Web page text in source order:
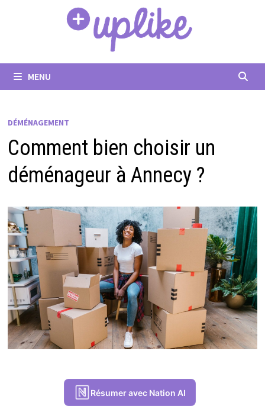
MENU
DÉMÉNAGEMENT
Comment bien choisir un
déménageur à Annecy ?
Résumer avec Nation AI